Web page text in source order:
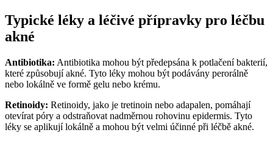
Typické léky a léčivé přípravky pro léčbu
akné
Antibiotika: Antibiotika mohou být předepsána k potlačení bakterií,
které způsobují akné. Tyto léky mohou být podávány perorálně
nebo lokálně ve formě gelu nebo krému.
Retinoidy: Retinoidy, jako je tretinoin nebo adapalen, pomáhají
otevírat póry a odstraňovat nadměrnou rohovinu epidermis. Tyto
léky se aplikují lokálně a mohou být velmi účinné při léčbě akné.